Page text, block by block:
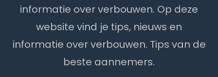
informatie over verbouwen. Op deze
website vind je tips, nieuws en
informatie over verbouwen. Tips van de
beste aannemers.